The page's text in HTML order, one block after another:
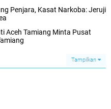
Penjara, Kasat Narkoba: Jeruji
Aceh Tamiang Minta Pusat
Tampilkan